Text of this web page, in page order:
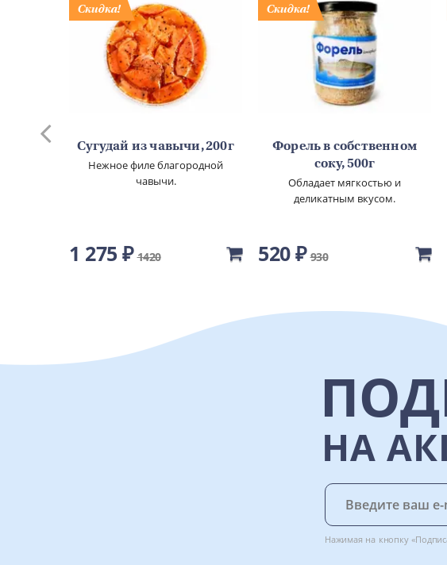
Сугудай из чавычи, 200г
Нежное филе благородной
чавычи.
1 275 ₽ 1420
Форель в собственном
соку, 500г
Обладает мягкостью и
деликатным вкусом.
520 ₽ 930
НА
Нажимая на кнопку